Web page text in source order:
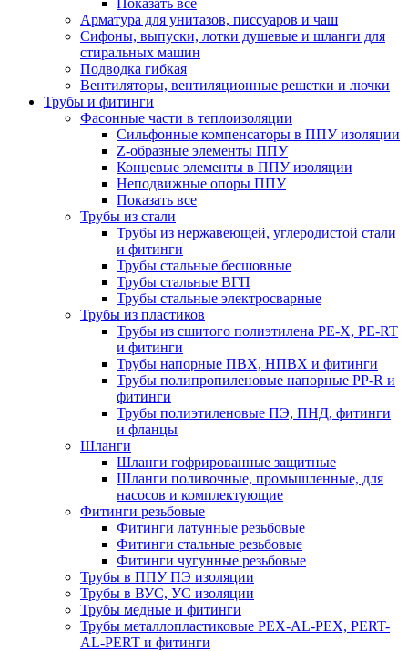
Показать все
Арматура для унитазов, писсуаров и чаш
Сифоны, выпуски, лотки душевые и шланги для
стиральных машин
Подводка гибкая
Вентиляторы, вентиляционные решетки и лючки
Трубы и фитинги
Фасонные части в теплоизоляции
Cильфонные компенсаторы в ППУ изоляции
Z-образные элементы ППУ
Концевые элементы в ППУ изоляции
Неподвижные опоры ППУ
Показать все
Трубы из стали
Трубы из нержавеющей, углеродистой стали
и фитинги
Трубы стальные бесшовные
Трубы стальные ВГП
Трубы стальные электросварные
Трубы из пластиков
Трубы из сшитого полиэтилена PE-X, PE-RT
и фитинги
Трубы напорные ПВХ, НПВХ и фитинги
Трубы полипропиленовые напорные PP-R и
фитинги
Трубы полиэтиленовые ПЭ, ПНД, фитинги
и фланцы
Шланги
Шланги гофрированные защитные
Шланги поливочные, промышленные, для
насосов и комплектующие
Фитинги резьбовые
Фитинги латунные резьбовые
Фитинги стальные резьбовые
Фитинги чугунные резьбовые
Трубы в ППУ ПЭ изоляции
Трубы в ВУС, УС изоляции
Трубы медные и фитинги
Трубы металлопластиковые PEX-AL-PEX, PERT-
AL-PERT и фитинги